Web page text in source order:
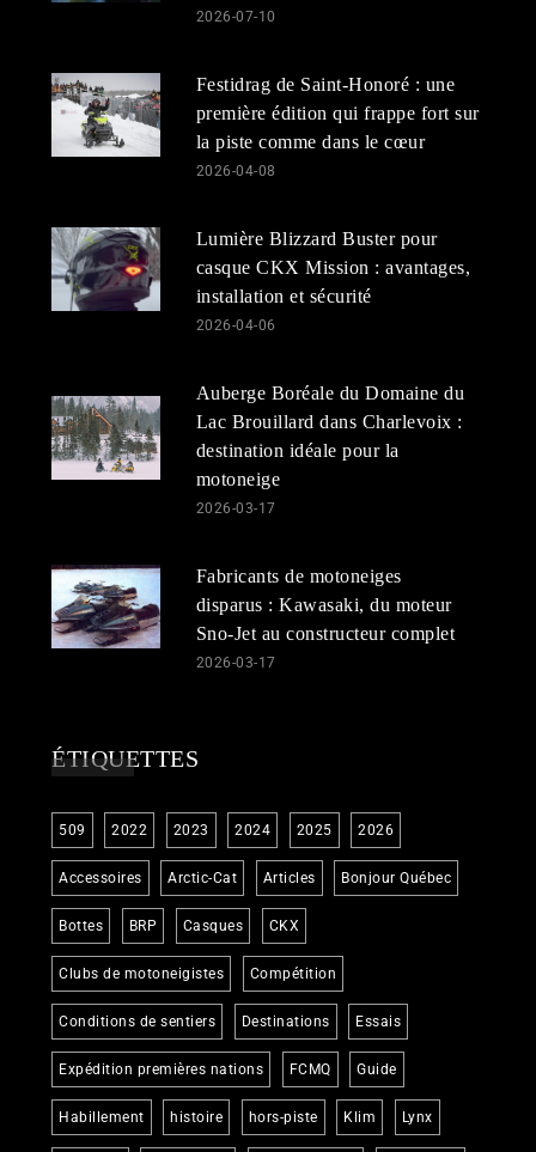
2026-07-10
Festidrag de Saint-Honoré : une
première édition qui frappe fort sur
la piste comme dans le cœur
2026-04-08
Lumière Blizzard Buster pour
casque CKX Mission : avantages,
installation et sécurité
2026-04-06
Auberge Boréale du Domaine du
Lac Brouillard dans Charlevoix :
destination idéale pour la
motoneige
2026-03-17
Fabricants de motoneiges
disparus : Kawasaki, du moteur
Sno-Jet au constructeur complet
2026-03-17
ÉTIQUETTES
509 2022 2023 2024 2025 2026
Accessoires Arctic-Cat Articles Bonjour Québec
Bottes BRP Casques CKX
Clubs de motoneigistes Compétition
Conditions de sentiers Destinations Essais
Expédition premières nations FCMQ Guide
Habillement histoire hors-piste Klim Lynx